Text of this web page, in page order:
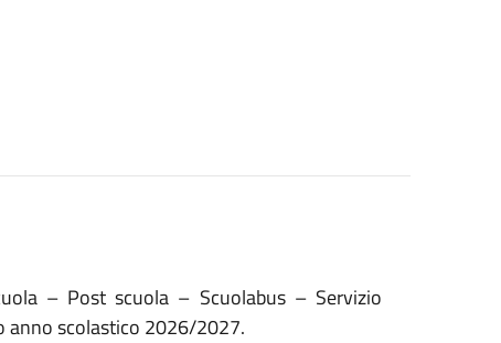
– Post scuola – Scuolabus – Servizio
anno scolastico 2026/2027.